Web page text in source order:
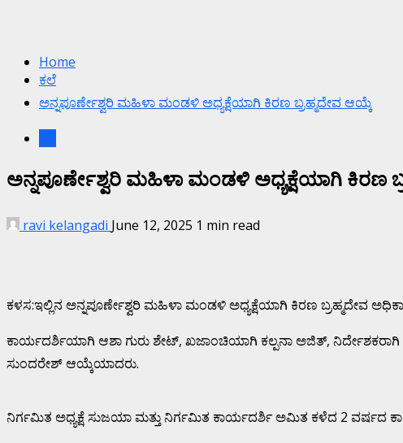
Home
ಕಲೆ
ಅನ್ನಪೂರ್ಣೇಶ್ವರಿ ಮಹಿಳಾ ಮಂಡಳಿ ಅಧ್ಯಕ್ಷೆಯಾಗಿ ಕಿರಣ ಬ್ರಹ್ಮದೇವ ಆಯ್ಕೆ
ಅನ್ನಪೂರ್ಣೇಶ್ವರಿ ಮಹಿಳಾ ಮಂಡಳಿ ಅಧ್ಯಕ್ಷೆಯಾಗಿ ಕಿರಣ
ravi kelangadi June 12, 2025 1 min read
ಕಳಸ:ಇಲ್ಲಿನ ಅನ್ನಪೂರ್ಣೇಶ್ವರಿ ಮಹಿಳಾ ಮಂಡಳಿ ಅಧ್ಯಕ್ಷೆಯಾಗಿ ಕಿರಣ ಬ್ರಹ್ಮದೇವ ಅಧಿಕಾರ
ಕಾರ್ಯದರ್ಶಿಯಾಗಿ ಆಶಾ ಗುರು ಶೇಟ್, ಖಜಾಂಚಿಯಾಗಿ ಕಲ್ಪನಾ ಅಜಿತ್,
ಸುಂದರೇಶ್ ಆಯ್ಕೆಯಾದರು.
ನಿರ್ಗಮಿತ ಅಧ್ಯಕ್ಷೆ ಸುಜಯಾ ಮತ್ತು ನಿರ್ಗಮಿತ ಕಾರ್ಯದರ್ಶಿ ಅಮಿತ ಕಳೆದ 2 ವರ್ಷದ